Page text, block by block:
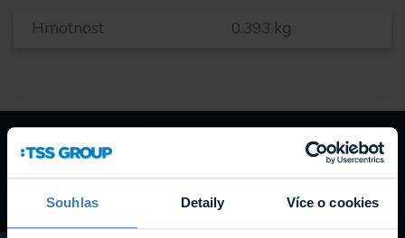
Souhlas Detaily Více o cookies
Hmotnost 0.393 kg
Návody a
podpora